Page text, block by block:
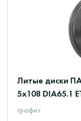
Литые диски
5x108 DIA65.1
графит